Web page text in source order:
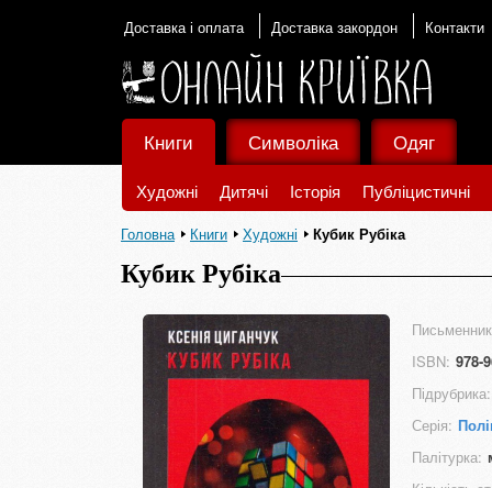
Доставка і оплата Доставка закордон Контакти
Книги
Художні Дитячі Історія Публіцистичні
Символіка Одяг
Головна Книги Художні Кубик Рубіка
Кубик Рубіка
ISBN: 978-
Підрубрика:
Серія:
Палітурка: